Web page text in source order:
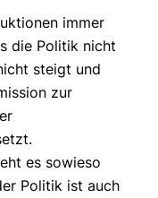
immer
die Politik nicht
steigt und
zur
es sowieso
Politik ist auch